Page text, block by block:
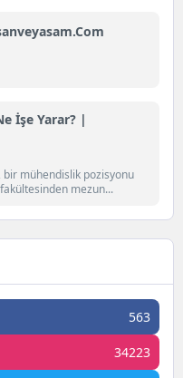
İşe Yarar? |
bir mühendislik pozisyonu
mezun...
563
34223